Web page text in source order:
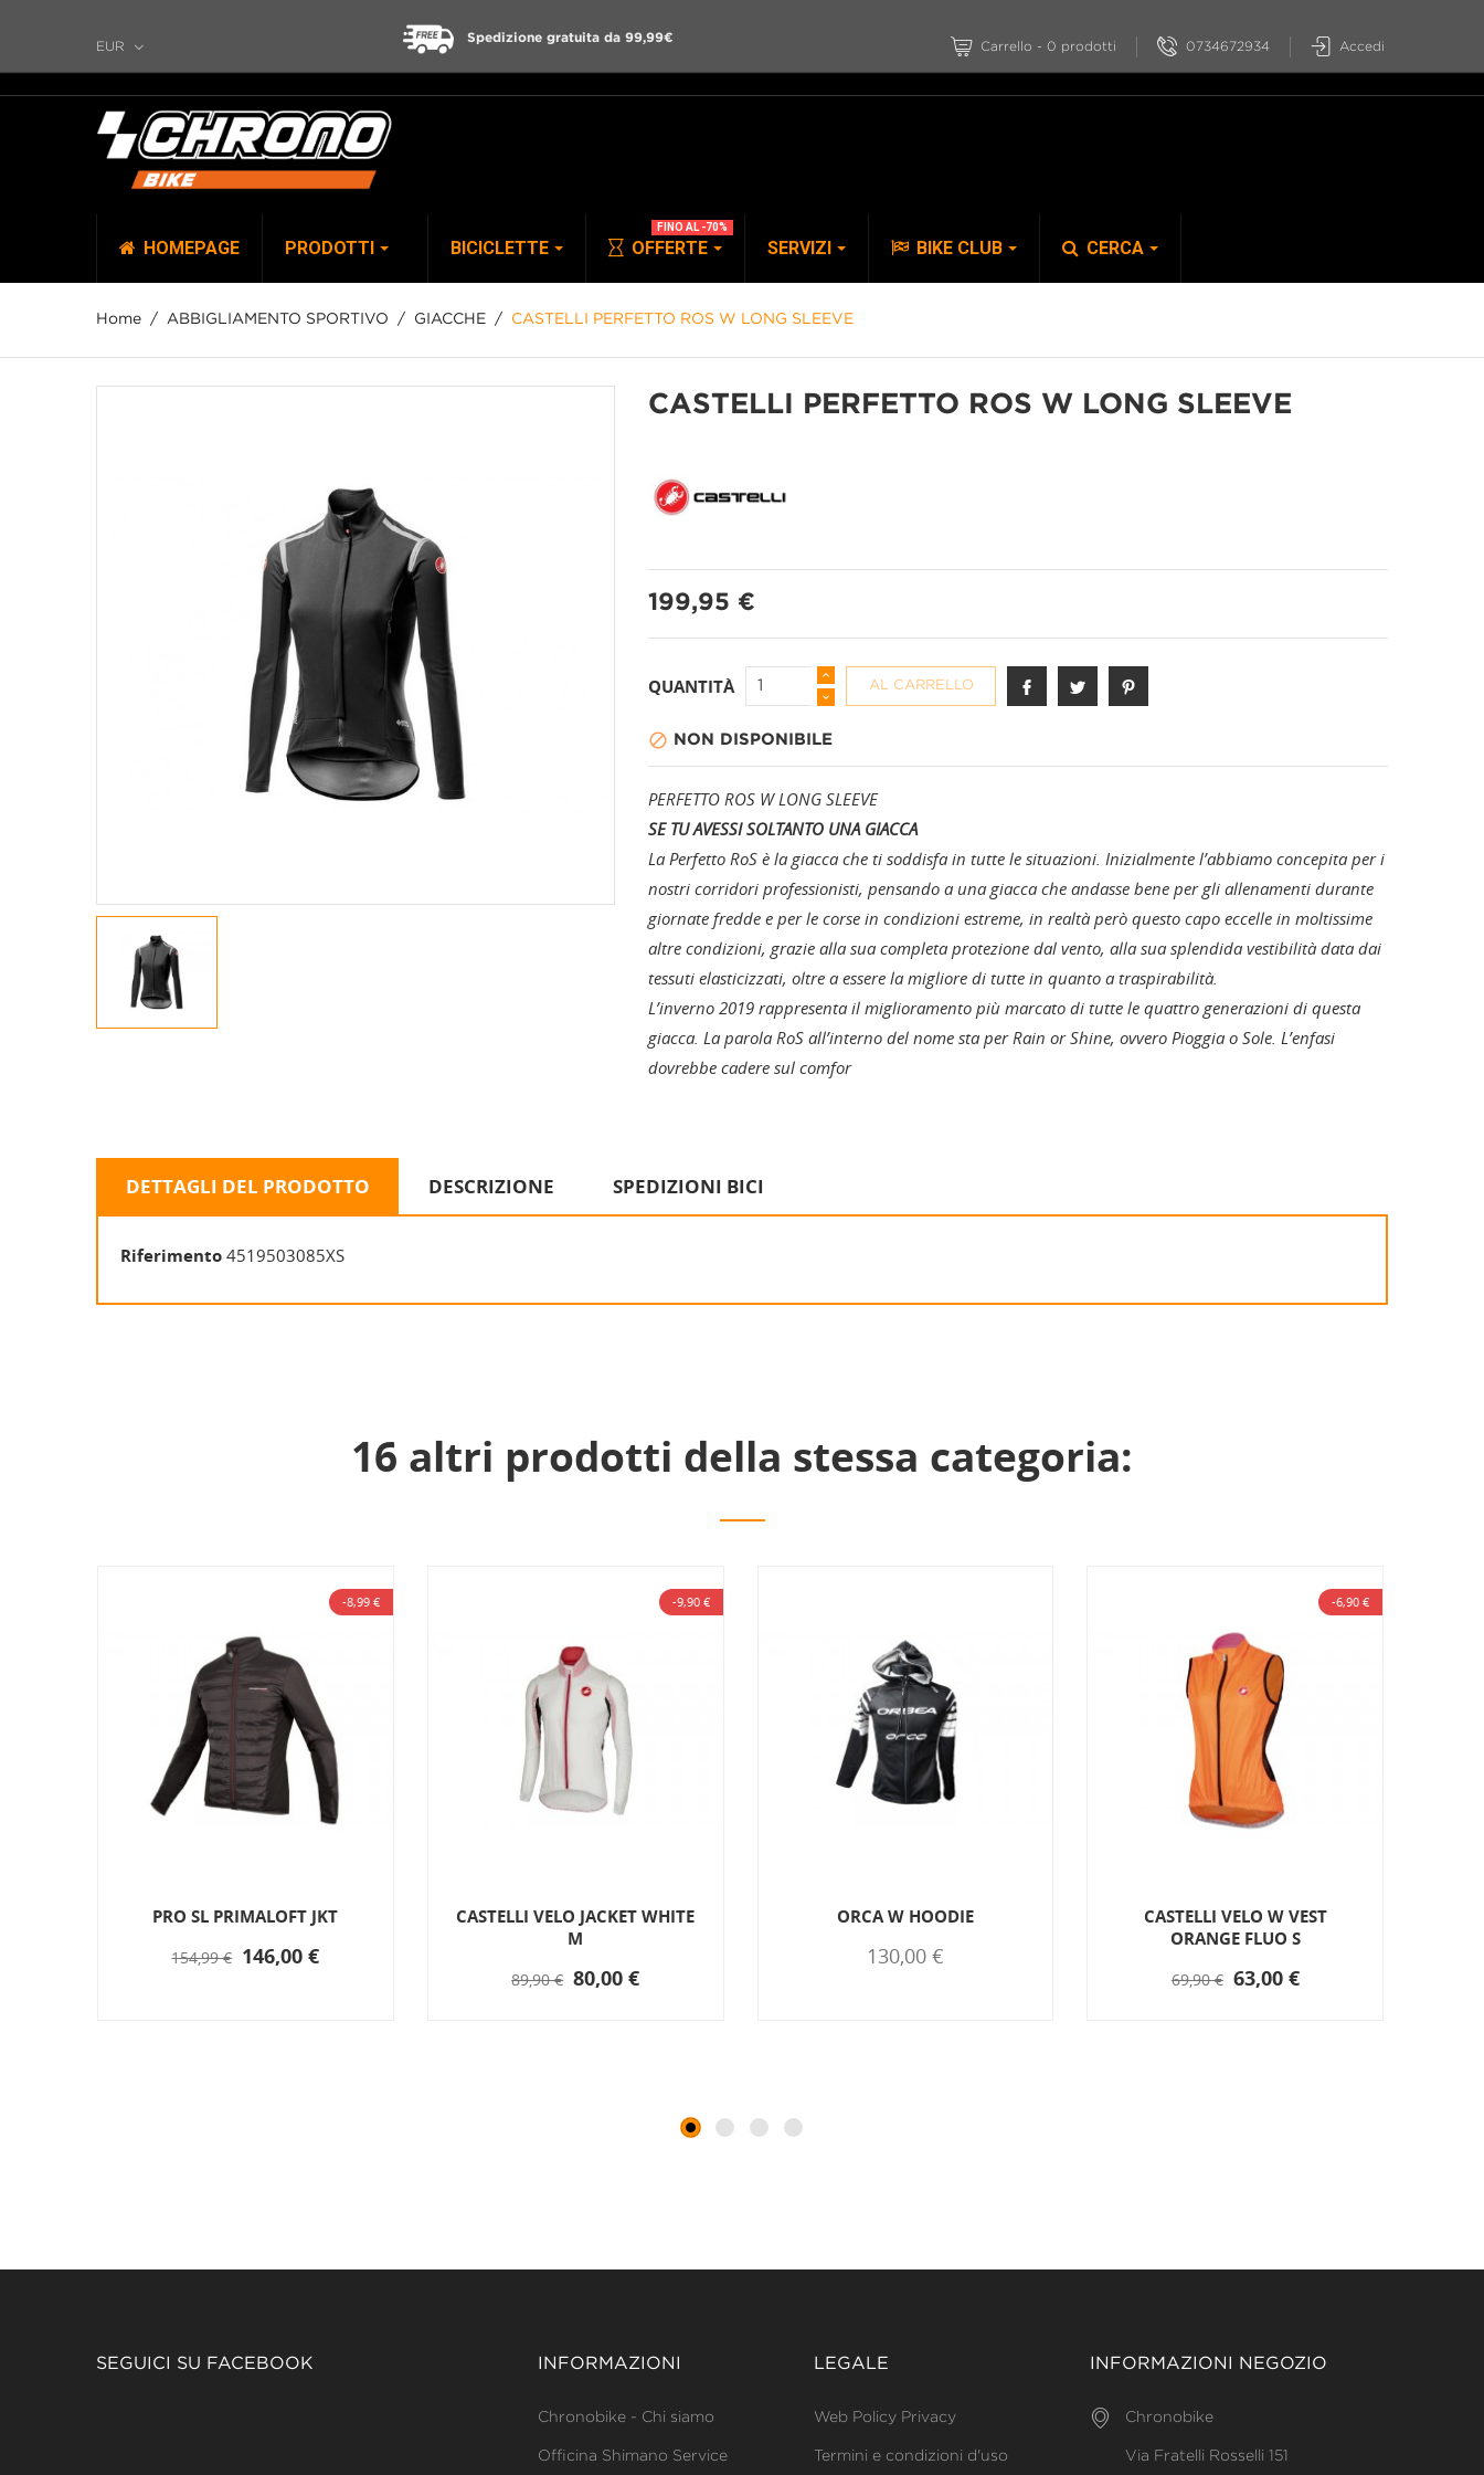
EUR
Spedizione gratuita da 99,99€
Carrello - 0 prodotti 0734672934 Accedi
HOMEPAGE PRODOTTI
TOP
GIACCHE
MAGLIE A M. CORTE
MAGLIE A M. LUNGHE
PANTALONI
PANTALONI CORTI
PANTALONI LUNGHI
CAPPELLI + BANDANE
GUANTI
MANICOTTI
PROTEZIONI
BICICLETTE OFFERTE
FINO AL -70%
SERVIZI BIKE CLUB CERCA
Home ABBIGLIAMENTO SPORTIVO GIACCHE CASTELLI PERFETTO ROS W LONG SLEEVE
CASTELLI PERFETTO ROS W LONG SLEEVE
199,95 €
QUANTITÀ AL CARRELLO
 NON DISPONIBILE
PERFETTO ROS W LONG SLEEVE
SE TU AVESSI SOLTANTO UNA GIACCA
La Perfetto RoS è la giacca che ti soddisfa in tutte le situazioni. Inizialmente l’abbiamo concepita per i
nostri corridori professionisti, pensando a una giacca che andasse bene per gli allenamenti durante
giornate fredde e per le corse in condizioni estreme, in realtà però questo capo eccelle in moltissime
altre condizioni, grazie alla sua completa protezione dal vento, alla sua splendida vestibilità data dai
tessuti elasticizzati, oltre a essere la migliore di tutte in quanto a traspirabilità.
L’inverno 2019 rappresenta il miglioramento più marcato di tutte le quattro generazioni di questa
giacca. La parola RoS all’interno del nome sta per Rain or Shine, ovvero Pioggia o Sole. L’enfasi
dovrebbe cadere sul comfor
DETTAGLI DEL PRODOTTO DESCRIZIONE SPEDIZIONI BICI
Riferimento 4519503085XS
16 altri prodotti della stessa categoria:
-8,99 €
PRO SL PRIMALOFT JKT
154,99 € 146,00 €
-9,90 €
CASTELLI VELO JACKET WHITE
M
89,90 € 80,00 €
ORCA W HOODIE
130,00 €
-6,90 €
CASTELLI VELO W VEST
ORANGE FLUO S
69,90 € 63,00 €
SEGUICI SU FACEBOOK INFORMAZIONI
Chronobike - Chi siamo
Officina Shimano Service
LEGALE
Web Policy Privacy
Termini e condizioni d'uso
INFORMAZIONI NEGOZIO
Chronobike
Via Fratelli Rosselli 151